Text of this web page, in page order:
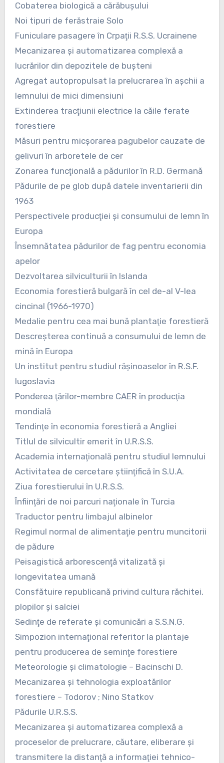
Cobaterea biologică a cărăbuşului
Noi tipuri de ferăstraie Solo
Funiculare pasagere în Crpaţii R.S.S. Ucrainene
Mecanizarea şi automatizarea complexă a
lucrărilor din depozitele de buşteni
Agregat autopropulsat la prelucrarea în aşchii a
lemnului de mici dimensiuni
Extinderea tracţiunii electrice la căile ferate
forestiere
Măsuri pentru micşorarea pagubelor cauzate de
gelivuri în arboretele de cer
Zonarea funcţională a pădurilor în R.D. Germană
Pădurile de pe glob după datele inventarierii din
1963
Perspectivele producţiei şi consumului de lemn în
Europa
Însemnătatea pădurilor de fag pentru economia
apelor
Dezvoltarea silviculturii în Islanda
Economia forestieră bulgară în cel de-al V-lea
cincinal (1966-1970)
Medalie pentru cea mai bună plantaţie forestieră
Descreşterea continuă a consumului de lemn de
mină în Europa
Un institut pentru studiul răşinoaselor în R.S.F.
Iugoslavia
Ponderea ţărilor-membre CAER în producţia
mondială
Tendinţe în economia forestieră a Angliei
Titlul de silvicultir emerit în U.R.S.S.
Academia internaţională pentru studiul lemnului
Activitatea de cercetare ştiinţifică în S.U.A.
Ziua forestierului în U.R.S.S.
Înfiinţări de noi parcuri naţionale în Turcia
Traductor pentru limbajul albinelor
Regimul normal de alimentaţie pentru muncitorii
de pădure
Peisagistică arborescenţă vitalizată şi
longevitatea umană
Consfătuire republicană privind cultura răchitei,
plopilor şi salciei
Sedinţe de referate şi comunicări a S.S.N.G.
Simpozion internaţional referitor la plantaje
pentru producerea de seminţe forestiere
Meteorologie şi climatologie – Bacinschi D.
Mecanizarea şi tehnologia exploatărilor
forestiere – Todorov ; Nino Statkov
Pădurile U.R.S.S.
Mecanizarea şi automatizarea complexă a
proceselor de prelucrare, căutare, eliberare şi
transmitere la distanţă a informaţiei tehnico-